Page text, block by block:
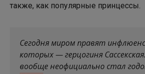
также, как популярные принцессы.
Сегодня миром правят
которых — герцогиня
вообще неофициально стал